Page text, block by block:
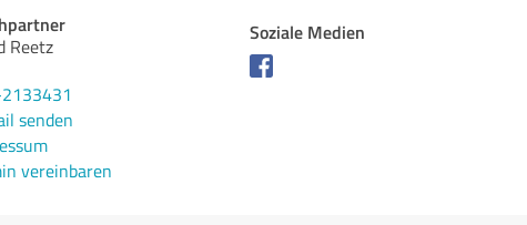
Reetz
senden
vereinbaren
Soziale Medien